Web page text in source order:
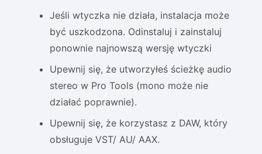
Jeśli wtyczka nie działa, instalacja może
być uszkodzona. Odinstaluj i zainstaluj
ponownie najnowszą wersję wtyczki
Upewnij się, że utworzyłeś ścieżkę audio
stereo w Pro Tools (mono może nie
działać poprawnie).
Upewnij się, że korzystasz z DAW, który
obsługuje VST/ AU/ AAX.